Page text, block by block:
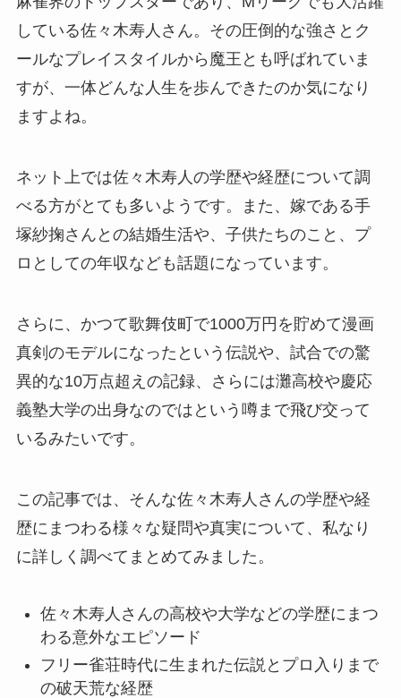
している佐々木寿人さん。その圧倒的な強さとク
ールなプレイスタイルから魔王とも呼ばれていま
すが、一体どんな人生を歩んできたのか気になり
ますよね。
ネット上では佐々木寿人の学歴や経歴について調
べる方がとても多いようです。また、嫁である手
塚紗掬さんとの結婚生活や、子供たちのこと、プ
ロとしての年収なども話題になっています。
さらに、かつて歌舞伎町で1000万円を貯めて漫画
真剣のモデルになったという伝説や、試合での驚
異的な10万点超えの記録、さらには灘高校や慶応
義塾大学の出身なのではという噂まで飛び交って
いるみたいです。
この記事では、そんな佐々木寿人さんの学歴や経
歴にまつわる様々な疑問や真実について、私なり
に詳しく調べてまとめてみました。
佐々木寿人さんの高校や大学などの学歴にまつ
わる意外なエピソード
フリー雀荘時代に生まれた伝説とプロ入りまで
の破天荒な経歴